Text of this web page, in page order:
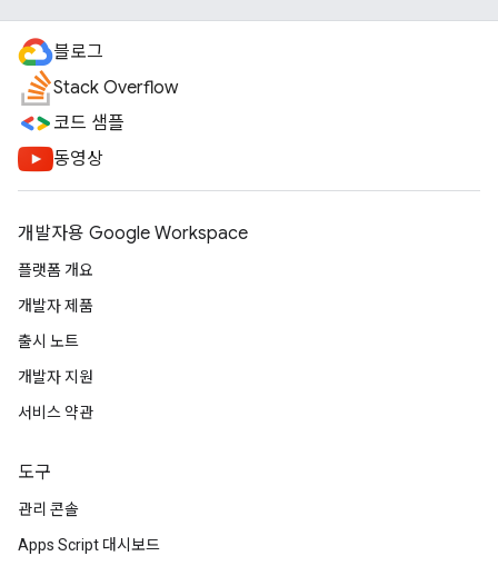
블로그
Stack Overflow
코드 샘플
동영상
개발자용 Google Workspace
플랫폼 개요
개발자 제품
출시 노트
개발자 지원
서비스 약관
도구
관리 콘솔
Apps Script 대시보드